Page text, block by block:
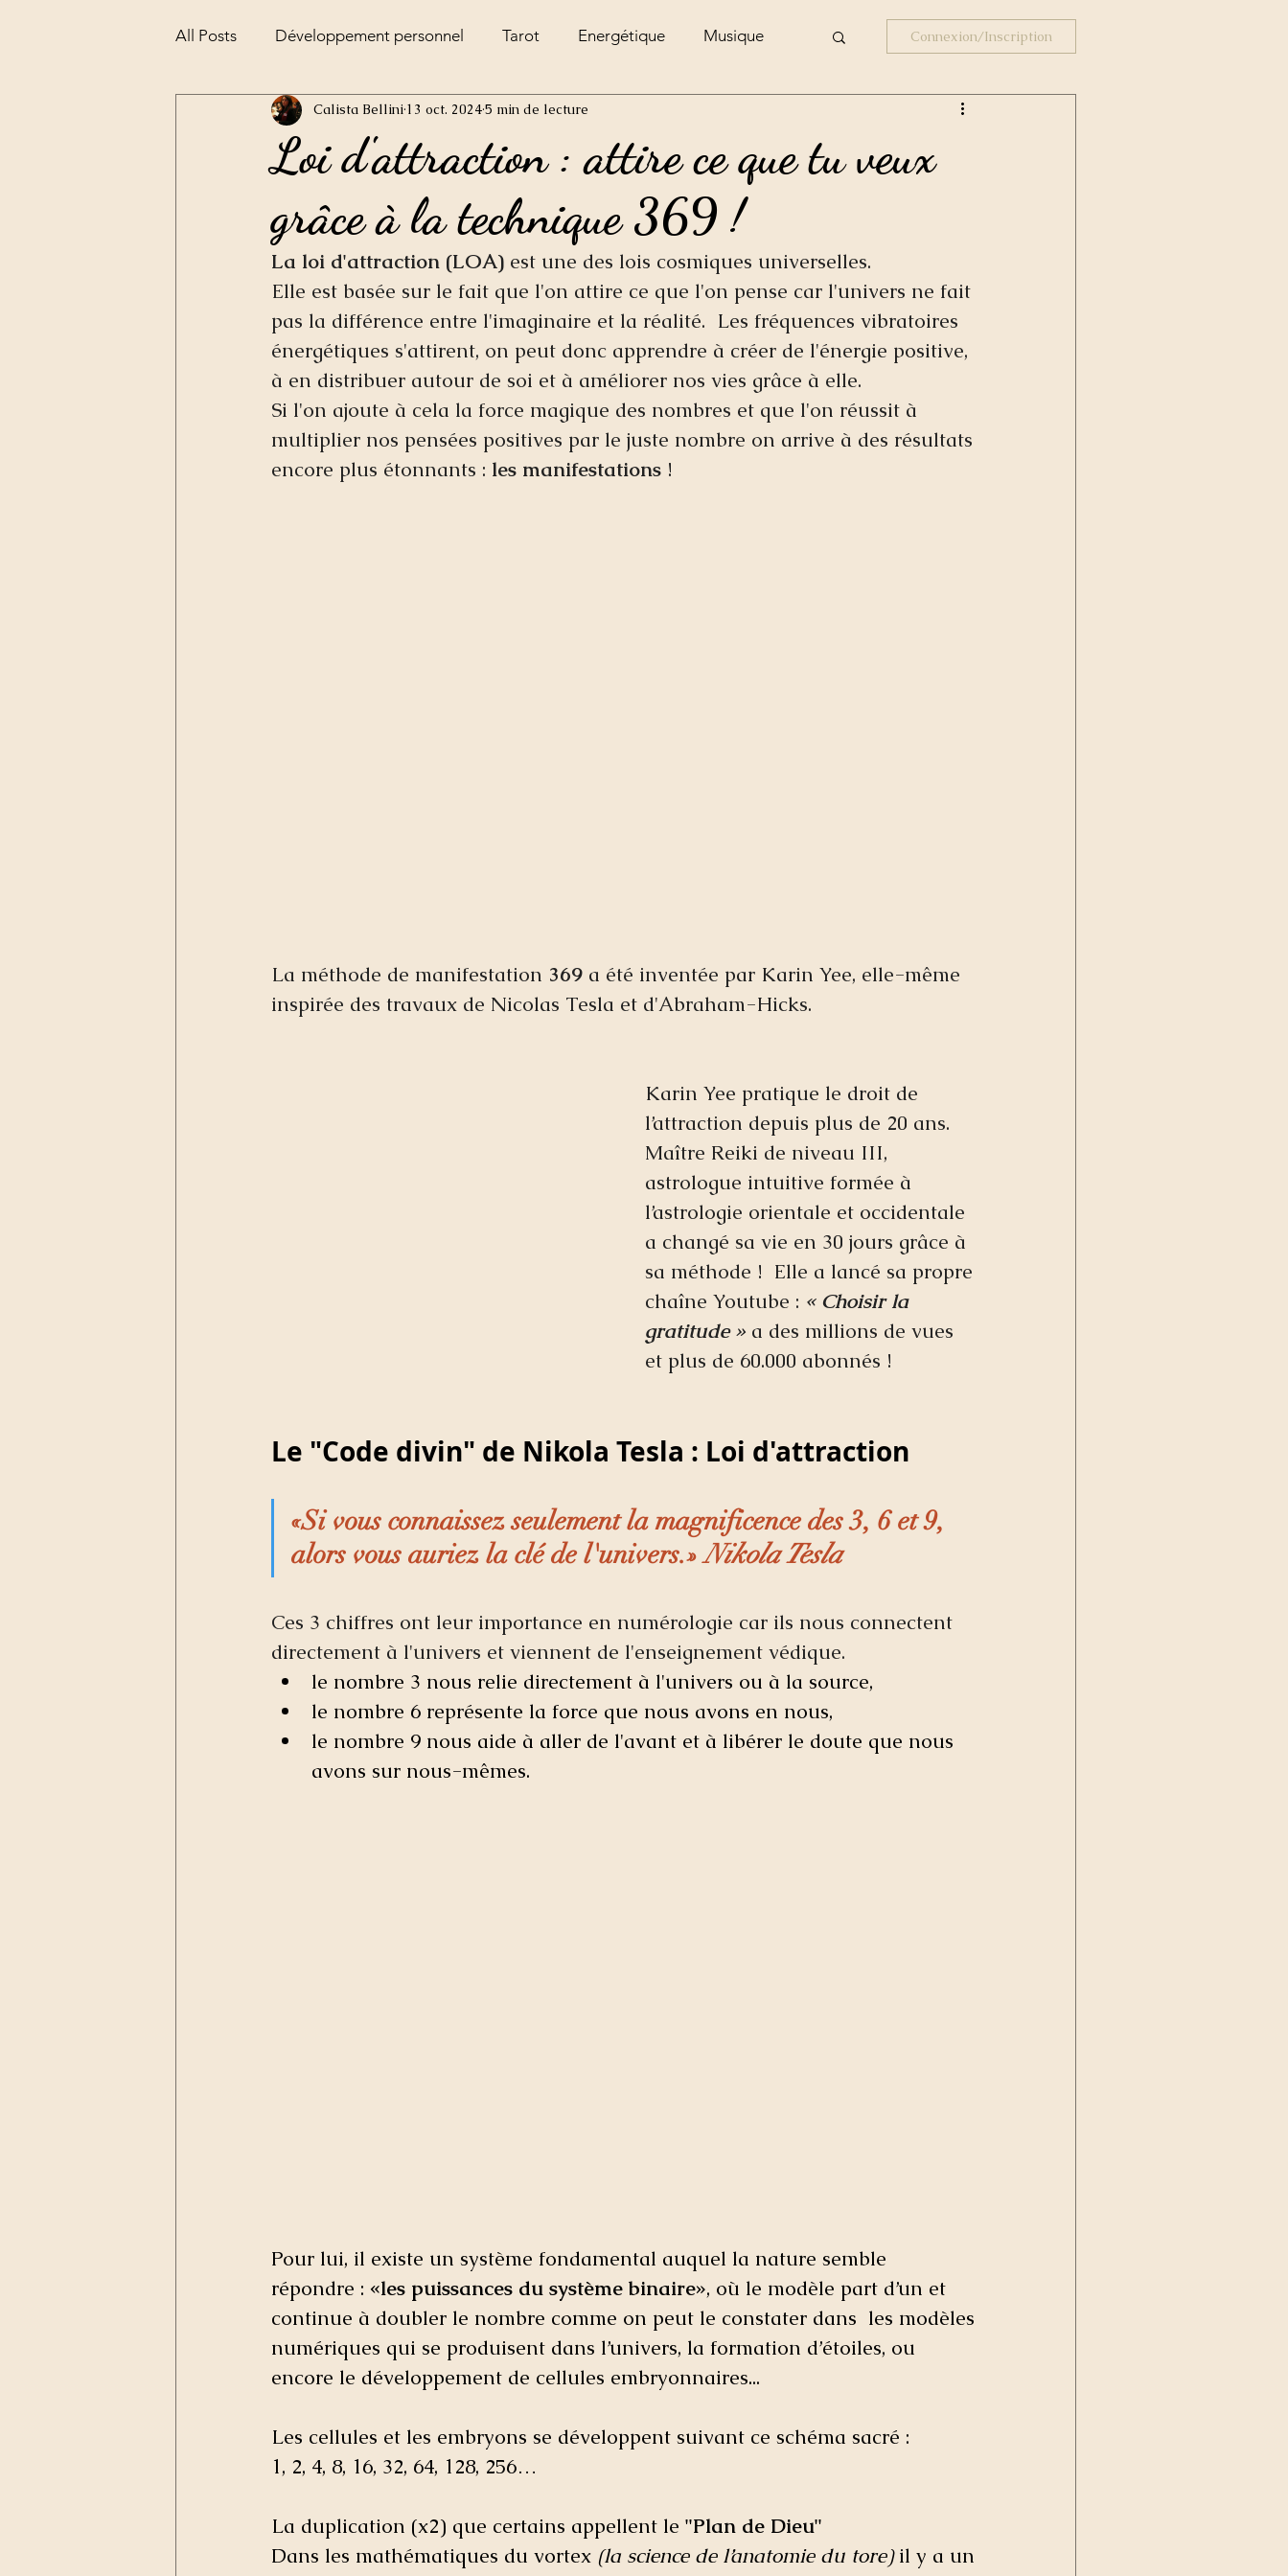
All Posts Développement personnel Tarot Energétique Musique
Alchimie la pesée de l'âme
Connexion/Inscription
Loi d'attraction : attire ce que tu veux
grâce à la technique 369 !
Calista Bellini 13 oct. 20245 min de lecture
La loi d'attraction (LOA) est une des lois cosmiques universelles.
Elle est basée sur le fait que l'on attire ce que l'on pense car l'univers ne fait
pas la différence entre l'imaginaire et la réalité.  Les fréquences vibratoires
énergétiques s'attirent, on peut donc apprendre à créer de l'énergie positive,
à en distribuer autour de soi et à améliorer nos vies grâce à elle.
Si l'on ajoute à cela la force magique des nombres et que l'on réussit à
multiplier nos pensées positives par le juste nombre on arrive à des résultats
encore plus étonnants : les manifestations !
La méthode de manifestation 369 a été inventée par Karin Yee, elle-même
inspirée des travaux de Nicolas Tesla et d'Abraham-Hicks.
Karin Yee pratique le droit de
l’attraction depuis plus de 20 ans.
Maître Reiki de niveau III,
astrologue intuitive formée à
l’astrologie orientale et occidentale
a changé sa vie en 30 jours grâce à
sa méthode !  Elle a lancé sa propre
chaîne Youtube : « Choisir la
gratitude » a des millions de vues
et plus de 60.000 abonnés !
Le "Code divin" de Nikola Tesla : Loi d'attraction
«Si vous connaissez seulement la magnificence des 3, 6 et 9,
alors vous auriez la clé de l'univers.» Nikola Tesla
Ces 3 chiffres ont leur importance en numérologie car ils nous connectent
directement à l'univers et viennent de l'enseignement védique.
le nombre 3 nous relie directement à l'univers ou à la source,
le nombre 6 représente la force que nous avons en nous,
le nombre 9 nous aide à aller de l'avant et à libérer le doute que nous
avons sur nous-mêmes.
Pour lui, il existe un système fondamental auquel la nature semble
répondre : «les puissances du système binaire», où le modèle part d’un et
continue à doubler le nombre comme on peut le constater dans  les modèles
numériques qui se produisent dans l’univers, la formation d’étoiles, ou
encore le développement de cellules embryonnaires...
Les cellules et les embryons se développent suivant ce schéma sacré :
1, 2, 4, 8, 16, 32, 64, 128, 256…
La duplication (x2) que certains appellent le "Plan de Dieu"
Dans les mathématiques du vortex (la science de l’anatomie du tore) il y a un